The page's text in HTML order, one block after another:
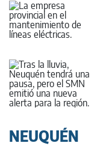
NEUQUÉN